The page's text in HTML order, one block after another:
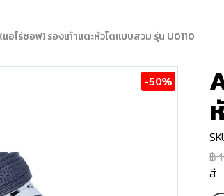
อโร่ซอฟ) รองเท้าแตะหัวโตแบบสวม รุ่น U0110
-50%
฿
สี